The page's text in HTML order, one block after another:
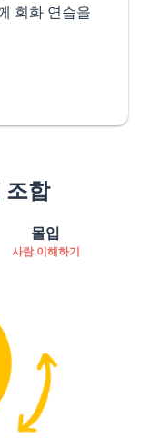
회화 연습을
조합
몰입
사람 이해하기